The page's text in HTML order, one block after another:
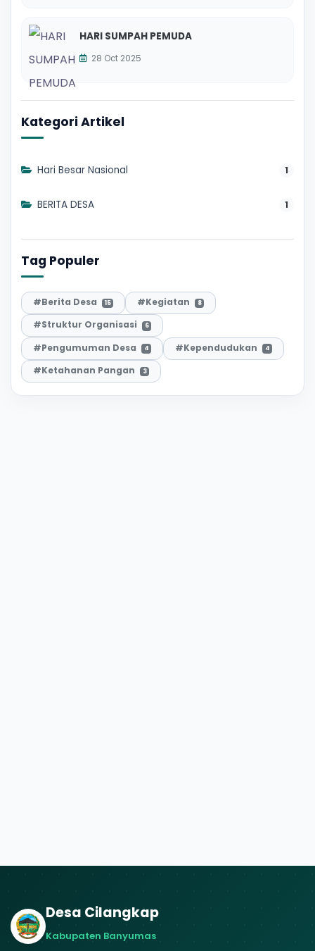
HARI SUMPAH PEMUDA
28 Oct 2025
Kategori Artikel
Hari Besar Nasional 1
BERITA DESA 1
Tag Populer
#Berita Desa 15 #Kegiatan 8
#Struktur Organisasi 6
#Pengumuman Desa 4 #Kependudukan 4
#Ketahanan Pangan 3
Desa Cilangkap
Kabupaten Banyumas